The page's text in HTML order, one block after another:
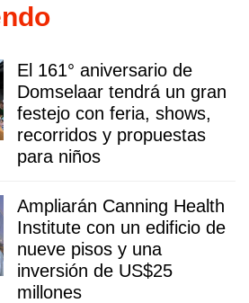
El 161° aniversario de
Domselaar tendrá un gran
festejo con feria, shows,
recorridos y propuestas
para niños
Ampliarán Canning Health
Institute con un edificio de
nueve pisos y una
inversión de US$25
millones